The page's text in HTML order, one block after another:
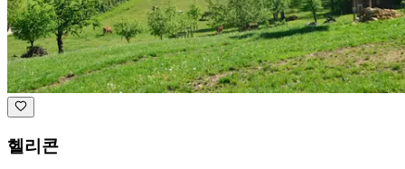
헬리콘